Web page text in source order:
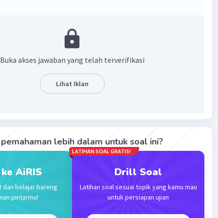
batuan beku, batuan sedimen, dan
· 0.0(0) Balas
Iklan
litosfer adalah batuan beku, batuan sedimen, dan
·0.0(0)
Buka akses jawaban yang telah terverifikasi
Lihat Iklan
lebih dalam untuk soal ini?
AiRIS
dan belajar bareng
pintarmu!
LATIHAN SOAL GRATIS!
Drill Soal
Latihan soal sesuai topik yang kamu mau
untuk persiapan ujian